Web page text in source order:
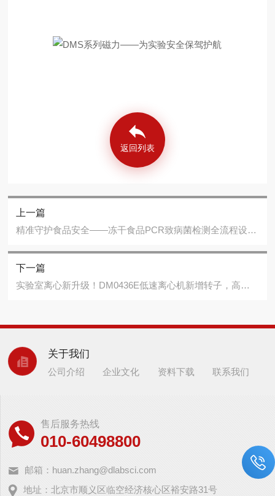
返回列表
上一篇
精准守护食品安全——冻干食品PCR致病菌检测全流程设备方案
下一篇
实验室离心新升级！DM0436E低速离心机新增转子，高效分离再添“利器”！
关于我们
公司介绍 企业文化 资料下载 联系我们
售后服务热线
010-60498800
邮箱：huan.zhang@dlabsci.com
地址：北京市顺义区临空经济核心区裕安路31号